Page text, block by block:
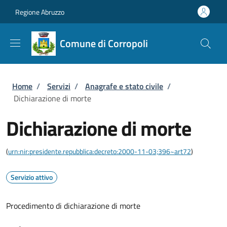
Regione Abruzzo
Comune di Corropoli
Briciole di pane
Home / Servizi / Anagrafe e stato civile /
Dichiarazione di morte
Dichiarazione di morte
(urn:nir:presidente.repubblica:decreto:2000-11-03;396~art72)
Servizio attivo
Procedimento di dichiarazione di morte